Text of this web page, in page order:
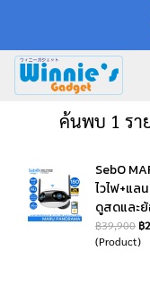
ค้นพบ 1 รา
SebO
ไวไฟ+แล
ดูสดและ
฿39,900 ฿
(Product)